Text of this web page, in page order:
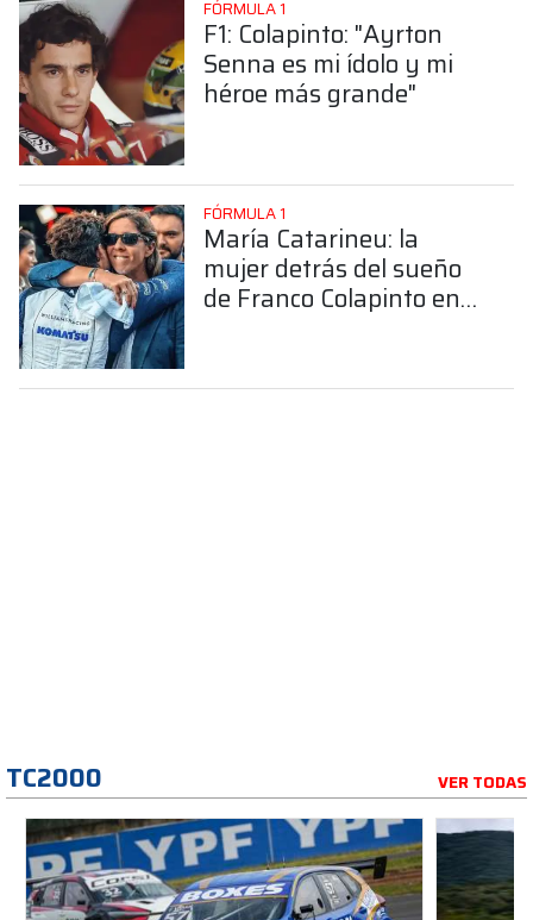
FÓRMULA 1
F1: Colapinto: "Ayrton
Senna es mi ídolo y mi
héroe más grande"
FÓRMULA 1
María Catarineu: la
mujer detrás del sueño
de Franco Colapinto en
TC2000 VER TODAS